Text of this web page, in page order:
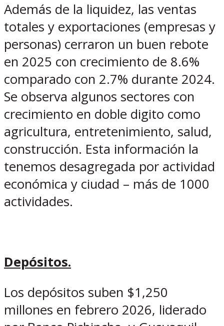
Además de la liquidez, las ventas
totales y exportaciones (empresas y
personas) cerraron un buen rebote
en 2025 con crecimiento de 8.6%
comparado con 2.7% durante 2024.
Se observa algunos sectores con
crecimiento en doble digito como
agricultura, entretenimiento, salud,
construcción. Esta información la
tenemos desagregada por actividad
económica y ciudad – más de 1000
actividades.
Depósitos.
Los depósitos suben $1,250
millones en febrero 2026, liderado